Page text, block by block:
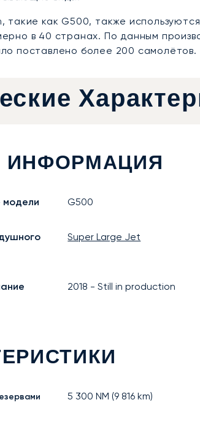
как G500, также
в 40 странах. По данным
поставлено более 200 самолётов.
ИНФОРМАЦИЯ
модели G500
Super Large Jet
2018 -Still in production
5 300 NM (9 816 km)